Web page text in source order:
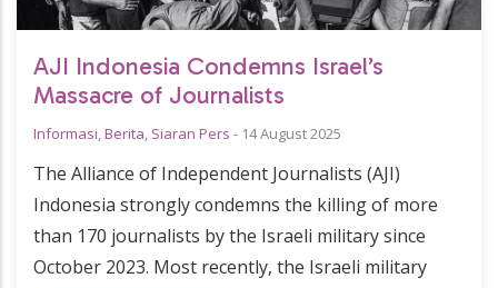
AJI Indonesia Condemns Israel’s
Massacre of Journalists
Informasi,Berita, Siaran Pers - 14 August 2025
The Alliance of Independent Journalists (AJI)
Indonesia strongly condemns the killing of more
than 170 journalists by the Israeli military since
October 2023. Most recently, the Israeli military